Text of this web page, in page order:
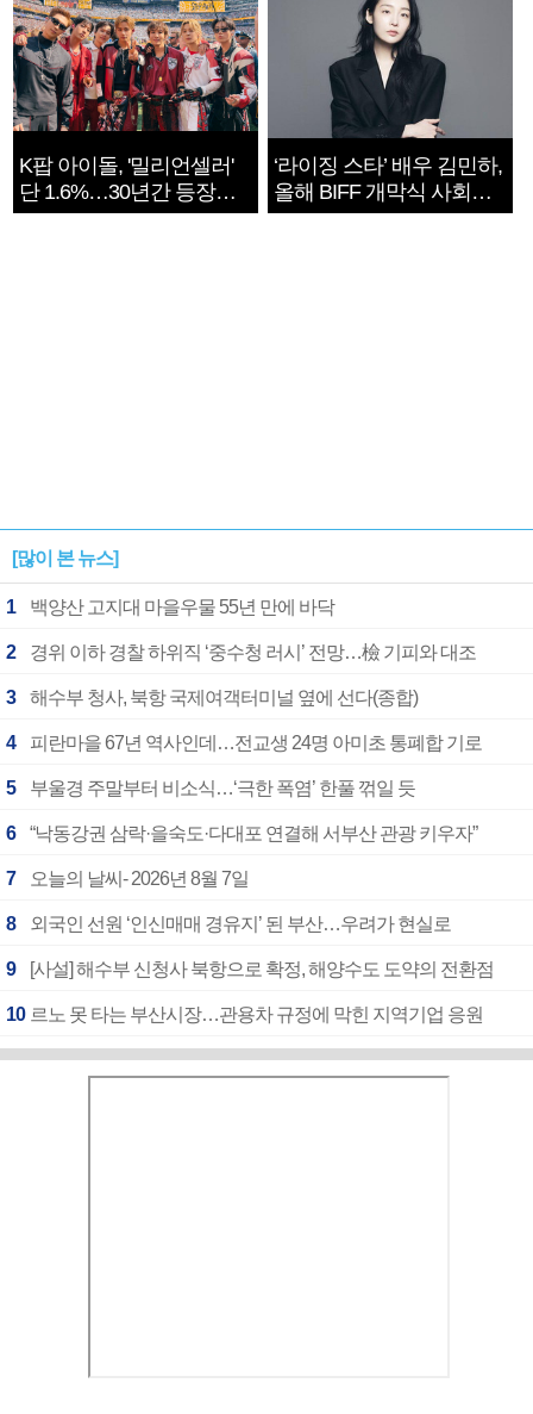
K팝 아이돌, '밀리언셀러'
단 1.6%…30년간 등장
1182개팀 전수조사
‘라이징 스타’ 배우 김민하,
올해 BIFF 개막식 사회자
확정
[많이 본 뉴스]
1 백양산 고지대 마을우물 55년 만에 바닥
2 경위 이하 경찰 하위직 ‘중수청 러시’ 전망…檢 기피와 대조
3 해수부 청사, 북항 국제여객터미널 옆에 선다(종합)
4 피란마을 67년 역사인데…전교생 24명 아미초 통폐합 기로
5 부울경 주말부터 비소식…‘극한 폭염’ 한풀 꺾일 듯
6 “낙동강권 삼락·을숙도·다대포 연결해 서부산 관광 키우자”
7 오늘의 날씨- 2026년 8월 7일
8 외국인 선원 ‘인신매매 경유지’ 된 부산…우려가 현실로
9 [사설] 해수부 신청사 북항으로 확정, 해양수도 도약의 전환점
10 르노 못 타는 부산시장…관용차 규정에 막힌 지역기업 응원